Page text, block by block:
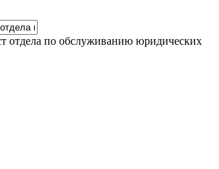
отдела по обслуживанию юридических